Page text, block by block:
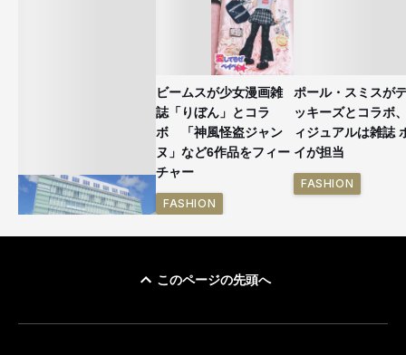
ビームスが少女漫画雑
誌「りぼん」とコラ
ボ 「神風怪盗ジャン
ヌ」など6作品をフィー
チャー
FASHION
ポール・スミスが
ッキーズとコラボ
ィジュアルは雑誌
イが担当
FASHION
このページの先頭へ